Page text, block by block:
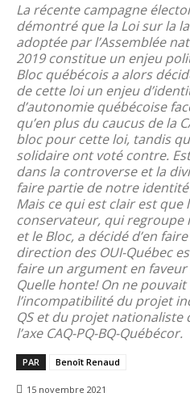
La récente campagne
démontré que la Loi sur la
adoptée par l’Assemblée
2019 constitue un enjeu
Bloc québécois a alors
de cette loi un enjeu
d’autonomie québécoise
qu’en plus du caucus de la
bloc pour cette loi, tandis
solidaire ont voté contre.
dans la controverse et la
faire partie de notre
Mais ce qui est clair est
conservateur, qui regroupe
et le Bloc, a décidé d’en
direction des OUI-Québec
faire un argument en faveur
Quelle honte! On ne
l’incompatibilité du projet
QS et du projet
l’axe CAQ-PQ-BQ-Québécor.
PAR Benoît Renaud
15 novembre 2021